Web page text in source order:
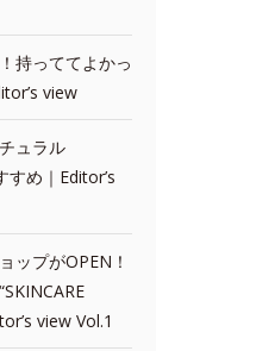
持っててよかっ
view
ュラル
すめ｜Editor’s
ップがOPEN！
view Vol.1